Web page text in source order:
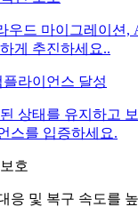
우드 마이그레이션,
게 추진하세요..
플라이언스 달성
상태를 유지하고
스를 입증하세요.
호
응 및 복구 속도를